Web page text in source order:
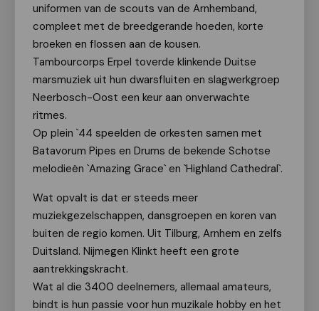
uniformen van de scouts van de Arnhemband,
compleet met de breedgerande hoeden, korte
broeken en flossen aan de kousen.
Tambourcorps Erpel toverde klinkende Duitse
marsmuziek uit hun dwarsfluiten en slagwerkgroep
Neerbosch-Oost een keur aan onverwachte
ritmes.
Op plein `44 speelden de orkesten samen met
Batavorum Pipes en Drums de bekende Schotse
melodieën `Amazing Grace` en `Highland Cathedral`.
Wat opvalt is dat er steeds meer
muziekgezelschappen, dansgroepen en koren van
buiten de regio komen. Uit Tilburg, Arnhem en zelfs
Duitsland. Nijmegen Klinkt heeft een grote
aantrekkingskracht.
Wat al die 3400 deelnemers, allemaal amateurs,
bindt is hun passie voor hun muzikale hobby en het